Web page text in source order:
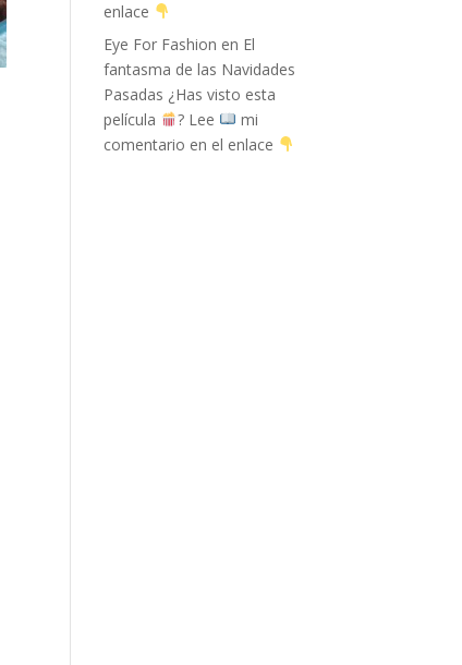
enlace
Eye For Fashion en El
fantasma de las Navidades
Pasadas ¿Has visto esta
película
? Lee
mi
comentario en el enlace